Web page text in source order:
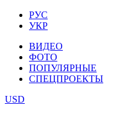
РУС
УКР
ВИДЕО
ФОТО
ПОПУЛЯРНЫЕ
СПЕЦПРОЕКТЫ
USD